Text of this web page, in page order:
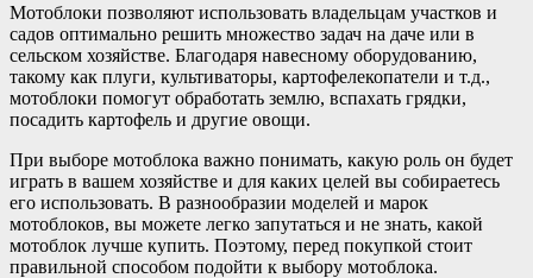
Мотоблоки позволяют использовать владельцам участков и
садов оптимально решить множество задач на даче или в
сельском хозяйстве. Благодаря навесному оборудованию,
такому как плуги, культиваторы, картофелекопатели и т.д.,
мотоблоки помогут обработать землю, вспахать грядки,
посадить картофель и другие овощи.
При выборе мотоблока важно понимать, какую роль он будет
играть в вашем хозяйстве и для каких целей вы собираетесь
его использовать. В разнообразии моделей и марок
мотоблоков, вы можете легко запутаться и не знать, какой
мотоблок лучше купить. Поэтому, перед покупкой стоит
правильной способом подойти к выбору мотоблока.